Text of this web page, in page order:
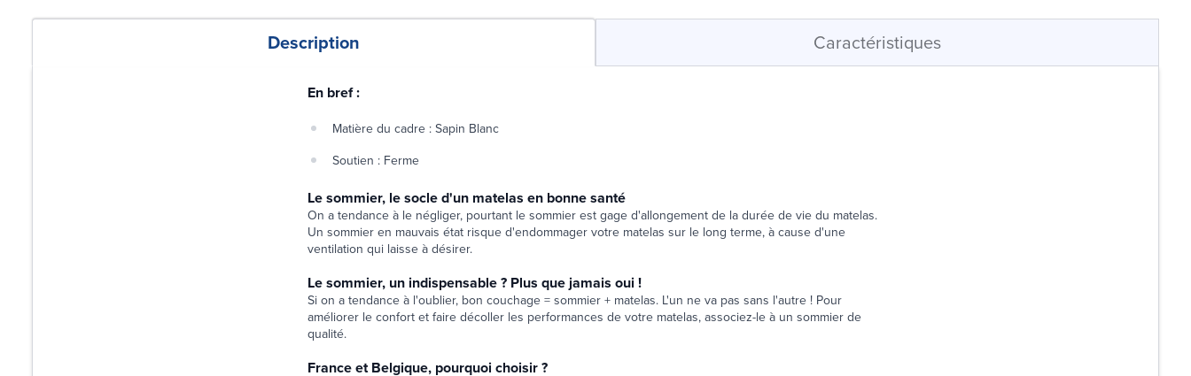
Description Caractéristiques
En bref :
Matière du cadre : Sapin Blanc
Soutien : Ferme
Le sommier, le socle d'un matelas en bonne santé
On a tendance à le négliger, pourtant le sommier est gage d'allongement de la durée de vie du matelas.
Un sommier en mauvais état risque d'endommager votre matelas sur le long terme, à cause d'une
ventilation qui laisse à désirer.
Le sommier, un indispensable ? Plus que jamais oui !
Si on a tendance à l'oublier, bon couchage = sommier + matelas. L'un ne va pas sans l'autre ! Pour
améliorer le confort et faire décoller les performances de votre matelas, associez-le à un sommier de
qualité.
France et Belgique, pourquoi choisir ?